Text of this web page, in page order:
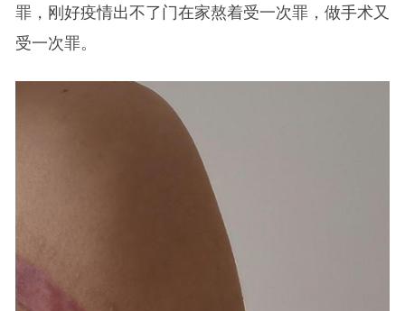
罪，刚好疫情出不了门在家熬着受一次罪，做手术又
受一次罪。